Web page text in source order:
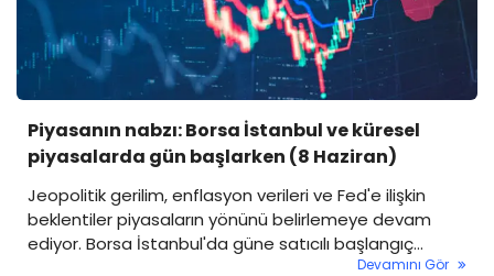
Piyasanın nabzı: Borsa İstanbul ve küresel
piyasalarda gün başlarken (8 Haziran)
Jeopolitik gerilim, enflasyon verileri ve Fed'e ilişkin
beklentiler piyasaların yönünü belirlemeye devam
ediyor. Borsa İstanbul'da güne satıcılı başlangıç
Devamını Gör